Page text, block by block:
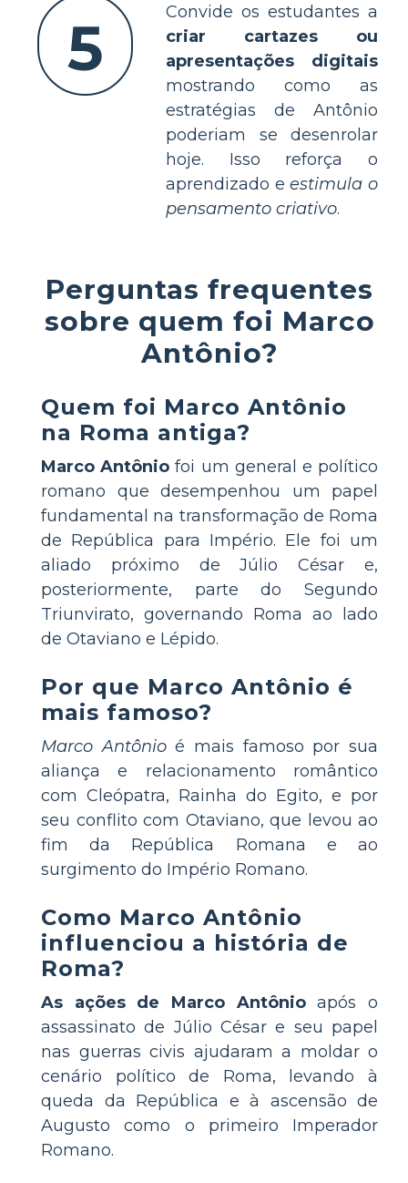
5
Convide os estudantes a
criar cartazes ou
apresentações digitais
mostrando como as
estratégias de Antônio
poderiam se desenrolar
hoje. Isso reforça o
aprendizado eestimula o
pensamento criativo.
Perguntas frequentes
sobre quem foi Marco
Antônio?
Quem foi Marco Antônio
na Roma antiga?
Marco Antônio foi um general e político
romano que desempenhou um papel
fundamental na transformação de Roma
de República para Império. Ele foi um
aliado próximo de Júlio César e,
posteriormente, parte do Segundo
Triunvirato, governando Roma ao lado
de Otaviano e Lépido.
Por que Marco Antônio é
mais famoso?
Marco Antônioé mais famoso por sua
aliança e relacionamento romântico
com Cleópatra, Rainha do Egito, e por
seu conflito com Otaviano, que levou ao
fim da República Romana e ao
surgimento do Império Romano.
Como Marco Antônio
influenciou a história de
Roma?
As ações de Marco Antônioapós o
assassinato de Júlio César e seu papel
nas guerras civis ajudaram a moldar o
cenário político de Roma, levando à
queda da República e à ascensão de
Augusto como o primeiro Imperador
Romano.